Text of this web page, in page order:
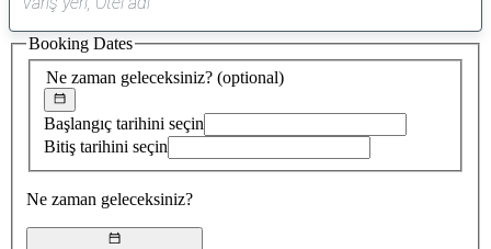
öneri
bulundu
Ne zaman geleceksiniz? (optional)
Başlangıç tarihini seçin
Bitiş tarihini seçin
Ne zaman geleceksiniz?
Booking Dates